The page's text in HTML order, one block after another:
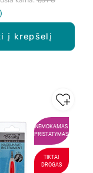
į krepšelį
NEMOKAMAS
PRISTATYMAS
TIKTAI
DROGAS